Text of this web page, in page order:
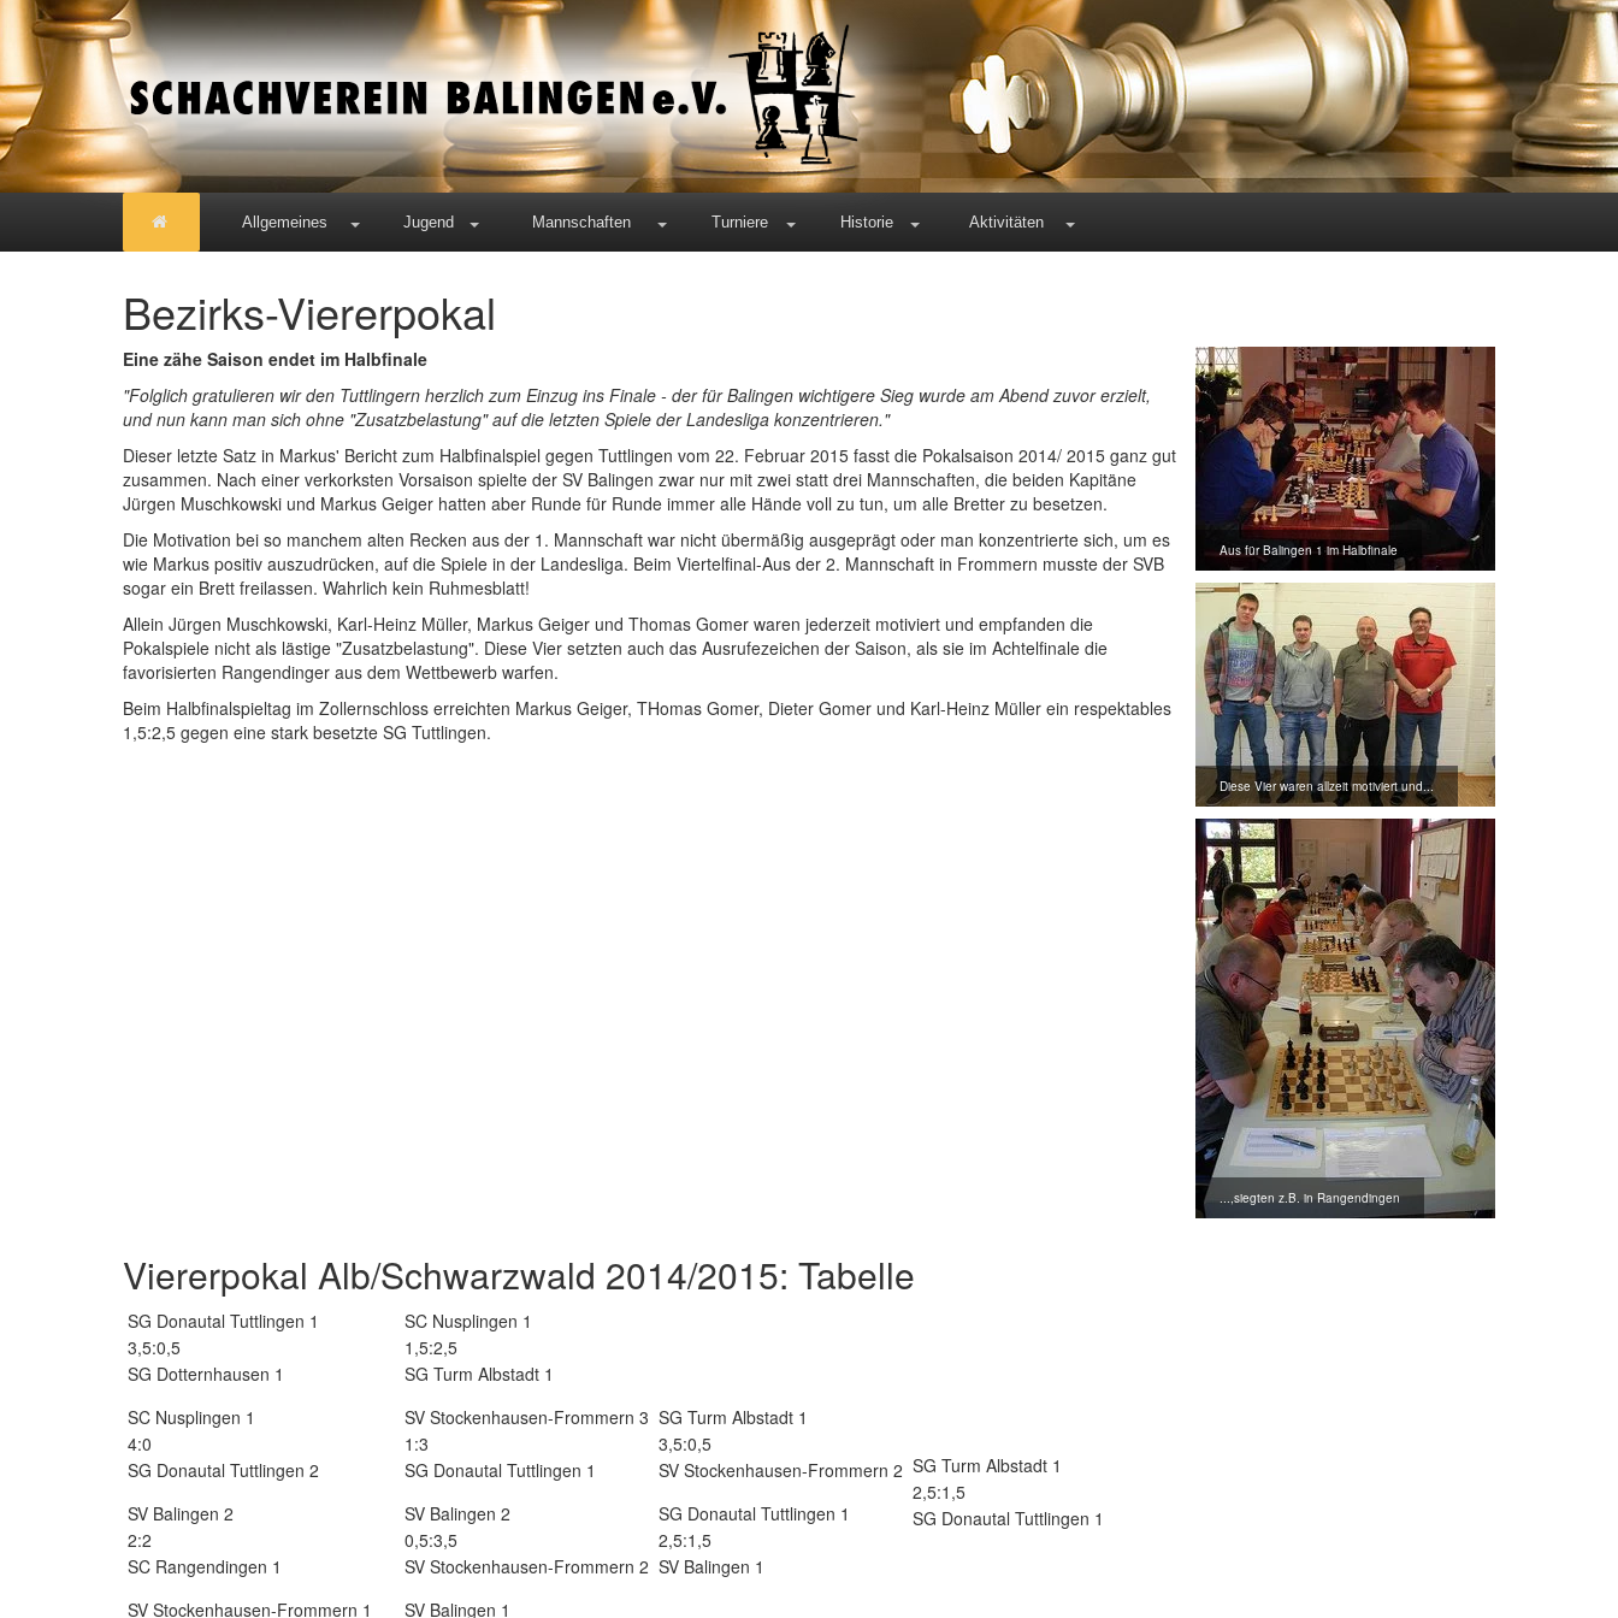
Allgemeines Jugend Mannschaften Turniere Historie Aktivitäten
Bezirks-Viererpokal
Aus für Balingen 1 im Halbfinale
Diese Vier waren allzeit motiviert und...
...,siegten z.B. in Rangendingen
Eine zähe Saison endet im Halbfinale
"Folglich gratulieren wir den Tuttlingern herzlich zum Einzug ins Finale - der für Balingen wichtigere Sieg wurde am Abend zuvor erzielt,
und nun kann man sich ohne "Zusatzbelastung" auf die letzten Spiele der Landesliga konzentrieren."
Dieser letzte Satz in Markus' Bericht zum Halbfinalspiel gegen Tuttlingen vom 22. Februar 2015 fasst die Pokalsaison 2014/ 2015 ganz gut
zusammen. Nach einer verkorksten Vorsaison spielte der SV Balingen zwar nur mit zwei statt drei Mannschaften, die beiden Kapitäne
Jürgen Muschkowski und Markus Geiger hatten aber Runde für Runde immer alle Hände voll zu tun, um alle Bretter zu besetzen.
Die Motivation bei so manchem alten Recken aus der 1. Mannschaft war nicht übermäßig ausgeprägt oder man konzentrierte sich, um es
wie Markus positiv auszudrücken, auf die Spiele in der Landesliga. Beim Viertelfinal-Aus der 2. Mannschaft in Frommern musste der SVB
sogar ein Brett freilassen. Wahrlich kein Ruhmesblatt!
Allein Jürgen Muschkowski, Karl-Heinz Müller, Markus Geiger und Thomas Gomer waren jederzeit motiviert und empfanden die
Pokalspiele nicht als lästige "Zusatzbelastung". Diese Vier setzten auch das Ausrufezeichen der Saison, als sie im Achtelfinale die
favorisierten Rangendinger aus dem Wettbewerb warfen.
Beim Halbfinalspieltag im Zollernschloss erreichten Markus Geiger, THomas Gomer, Dieter Gomer und Karl-Heinz Müller ein respektables
1,5:2,5 gegen eine stark besetzte SG Tuttlingen.
Viererpokal Alb/Schwarzwald 2014/2015: Tabelle
SG Donautal Tuttlingen 1
3,5:0,5
SG Dotternhausen 1
SC Nusplingen 1
4:0
SG Donautal Tuttlingen 2
SV Balingen 2
2:2
SC Rangendingen 1
SV Stockenhausen-Frommern 1
SC Nusplingen 1
1,5:2,5
SG Turm Albstadt 1
SV Stockenhausen-Frommern 3
1:3
SG Donautal Tuttlingen 1
SV Balingen 2
0,5:3,5
SV Stockenhausen-Frommern 2
SV Balingen 1
SG Turm Albstadt 1
3,5:0,5
SV Stockenhausen-Frommern 2
SG Donautal Tuttlingen 1
2,5:1,5
SV Balingen 1
SG Turm Albstadt 1
2,5:1,5
SG Donautal Tuttlingen 1